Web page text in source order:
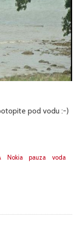
pod vodu :-)
Nokia pauza voda